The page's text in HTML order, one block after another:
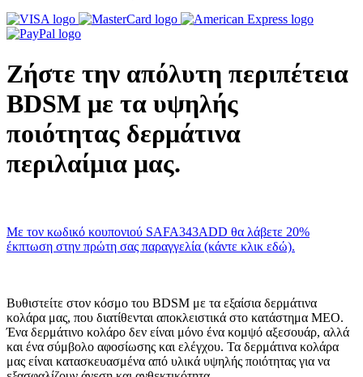
Ζήστε την απόλυτη περιπέτεια
BDSM με τα υψηλής
ποιότητας δερμάτινα
περιλαίμια μας.
Με τον κωδικό κουπονιού SAFA343ADD θα λάβετε 20%
έκπτωση στην πρώτη σας παραγγελία (κάντε κλικ εδώ).
Βυθιστείτε στον κόσμο του BDSM με τα εξαίσια δερμάτινα
κολάρα μας, που διατίθενται αποκλειστικά στο κατάστημα MEO.
Ένα δερμάτινο κολάρο δεν είναι μόνο ένα κομψό αξεσουάρ, αλλά
και ένα σύμβολο αφοσίωσης και ελέγχου. Τα δερμάτινα κολάρα
μας είναι κατασκευασμένα από υλικά υψηλής ποιότητας για να